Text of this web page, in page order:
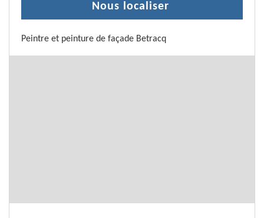
Nous localiser
Peintre et peinture de façade Betracq